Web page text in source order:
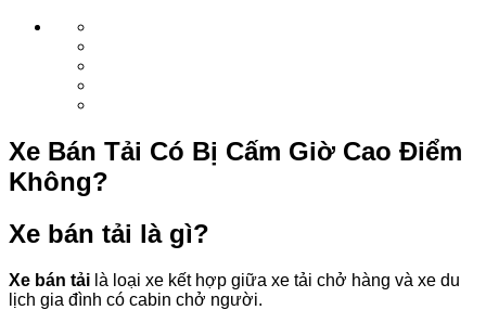
Xe Bán Tải Có Bị Cấm Giờ Cao Điểm
Không?
Xe bán tải là gì?
Xe bán tải là loại xe kết hợp giữa xe tải chở hàng và xe du
lịch gia đình có cabin chở người.